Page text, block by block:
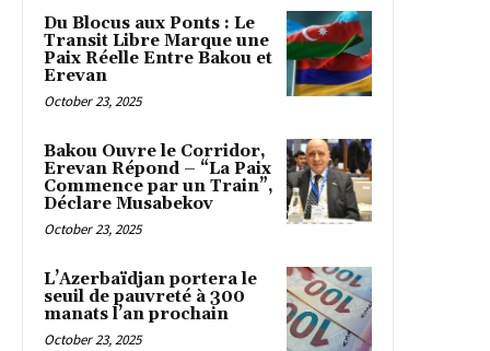
Du Blocus aux Ponts : Le
Transit Libre Marque une
Paix Réelle Entre Bakou et
Erevan
October 23, 2025
Bakou Ouvre le Corridor,
Erevan Répond – “La Paix
Commence par un Train”,
Déclare Musabekov
October 23, 2025
L’Azerbaïdjan portera le
seuil de pauvreté à 300
manats l’an prochain
October 23, 2025